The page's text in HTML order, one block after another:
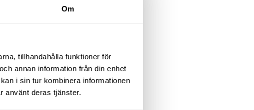
Om
tillhandahålla funktioner för
annan information från din enhet
i sin tur kombinera informationen
använt deras tjänster.
HTML-
lagring
Beständig
Lokal